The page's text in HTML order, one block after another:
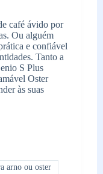
café ávido por
Ou alguém
e confiável
Tanto a
S Plus
Oster
às suas
arno ou oster